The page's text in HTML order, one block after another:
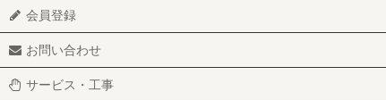
シール
会員登録
お問い合わせ
サービス・工事